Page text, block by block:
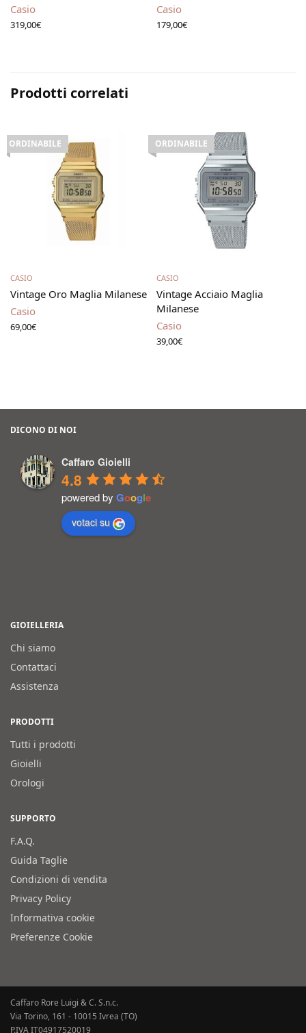
Casio
319,00€
Casio
179,00€
Prodotti correlati
ORDINABILE
CASIO
Vintage Oro Maglia Milanese
Casio
69,00€
ORDINABILE
CASIO
Vintage Acciaio Maglia
Milanese
Casio
39,00€
DICONO DI NOI
Caffaro Gioielli
4.8
powered by Google
votaci su
GIOIELLERIA
Chi siamo
Contattaci
Assistenza
PRODOTTI
Tutti i prodotti
Gioielli
Orologi
SUPPORTO
F.A.Q.
Guida Taglie
Condizioni di vendita
Privacy Policy
Informativa cookie
Preferenze Cookie
Caffaro Rore Luigi & C. S.n.c.
Via Torino, 161 - 10015 Ivrea (TO)
P.IVA IT04917520019